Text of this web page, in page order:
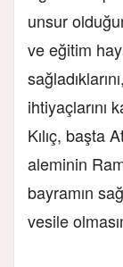
unsur
ve eğitim
ihtiyaçlarını
Kılıç, başta
aleminin
bayramın
vesile